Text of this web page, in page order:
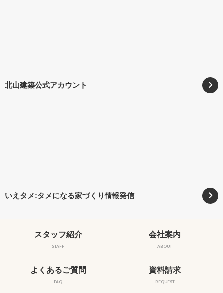
北山建築公式アカウント
いえタメ:タメになる家づくり情報発信
スタッフ紹介
STAFF
会社案内
ABOUT
よくあるご質問
FAQ
資料請求
REQUEST